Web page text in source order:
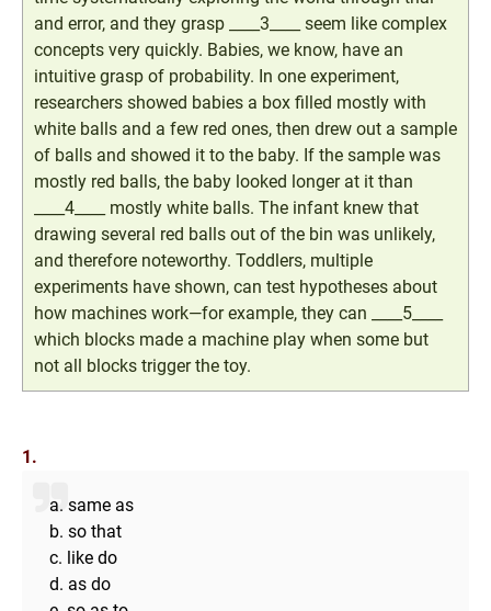
and error, and they grasp ____3____ seem like complex
concepts very quickly. Babies, we know, have an
intuitive grasp of probability. In one experiment,
researchers showed babies a box filled mostly with
white balls and a few red ones, then drew out a sample
of balls and showed it to the baby. If the sample was
mostly red balls, the baby looked longer at it than
____4____ mostly white balls. The infant knew that
drawing several red balls out of the bin was unlikely,
and therefore noteworthy. Toddlers, multiple
experiments have shown, can test hypotheses about
how machines work—for example, they can ____5____
which blocks made a machine play when some but
not all blocks trigger the toy.
1.
a. same as
b. so that
c. like do
d. as do